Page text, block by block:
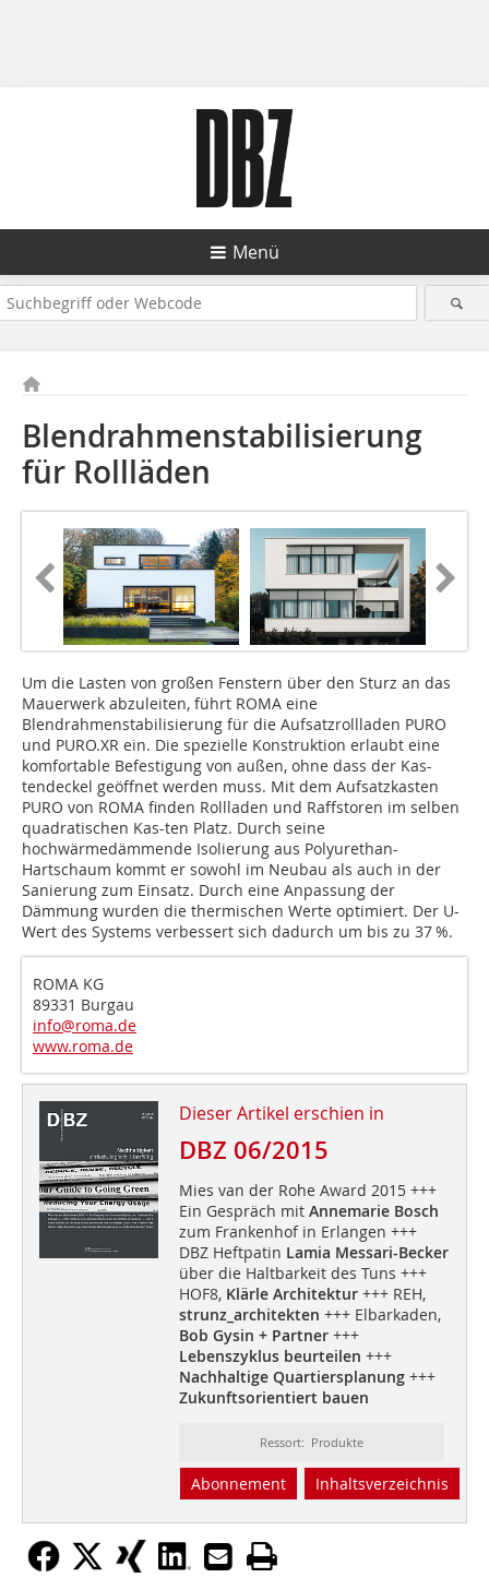
Menü
Blendrahmenstabilisierung
für Rollläden
Um die Lasten von großen Fenstern über den Sturz an das
Mauerwerk abzuleiten, führt ROMA eine
Blendrahmenstabilisierung für die Aufsatzrollladen PURO
und PURO.XR ein. Die spezielle Konstruktion erlaubt eine
komfortable Befestigung von außen, ohne dass der Kas-
tendeckel geöffnet werden muss. Mit dem Aufsatzkasten
PURO von ROMA finden Rollladen und Raffstoren im selben
quadratischen Kas-ten Platz. Durch seine
hochwärmedämmende Isolierung aus Polyurethan-
Hartschaum kommt er sowohl im Neubau als auch in der
Sanierung zum Einsatz. Durch eine Anpassung der
Dämmung wurden die thermischen Werte optimiert. Der U-
Wert des Systems verbessert sich dadurch um bis zu 37 %.
ROMA KG
89331 Burgau
info@roma.de
www.roma.de
Dieser Artikel erschien in
DBZ 06/2015
Mies van der Rohe Award 2015 +++
Ein Gespräch mit Annemarie Bosch
zum Frankenhof in Erlangen +++
DBZ Heftpatin Lamia Messari-Becker
über die Haltbarkeit des Tuns +++
HOF8, Klärle Architektur+++ REH,
strunz_architekten +++ Elbarkaden,
Bob Gysin + Partner+++
Lebenszyklus beurteilen +++
Nachhaltige Quartiersplanung+++
Zukunftsorientiert bauen
Ressort: Produkte
Abonnement Inhaltsverzeichnis